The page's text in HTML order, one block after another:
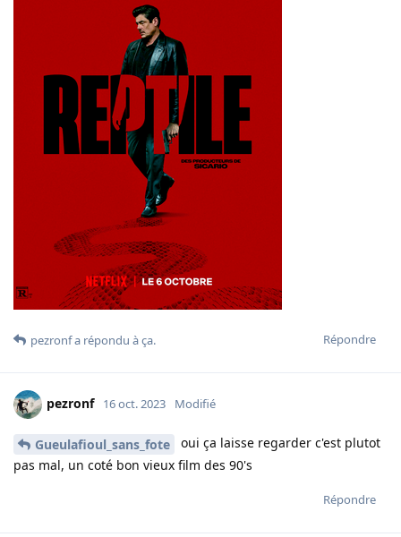
Répondre
pezronfa répondu à ça.
pezronf 16 oct. 2023 Modifié
Gueulafioul_sans_fote
oui ça laisse regarder c'est plutot
pas mal, un coté bon vieux film des 90's
Répondre